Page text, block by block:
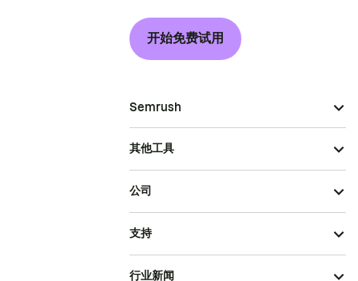
开始免费试用
Semrush
其他工具
公司
支持
行业新闻